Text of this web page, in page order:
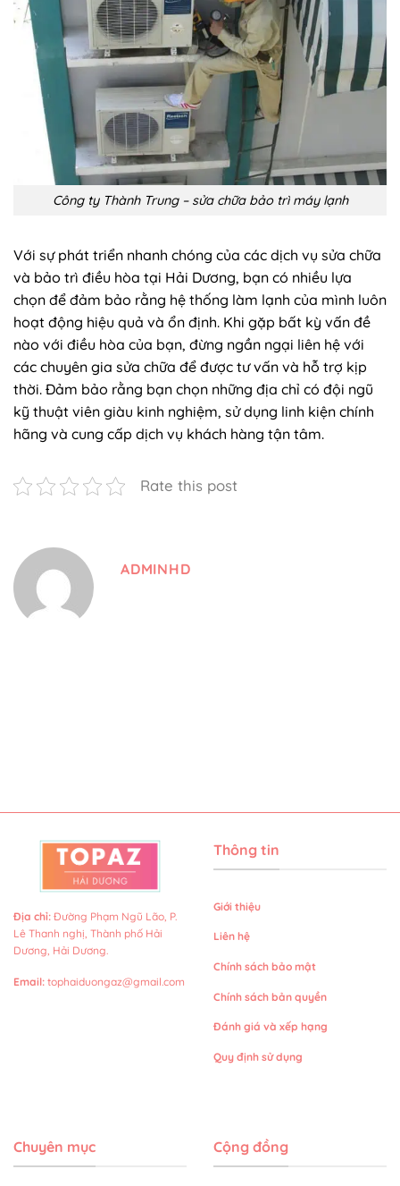
Công ty Thành Trung – sửa chữa bảo trì máy lạnh
Với sự phát triển nhanh chóng của các dịch vụ sửa chữa
và bảo trì điều hòa tại Hải Dương, bạn có nhiều lựa
chọn để đảm bảo rằng hệ thống làm lạnh của mình luôn
hoạt động hiệu quả và ổn định. Khi gặp bất kỳ vấn đề
nào với điều hòa của bạn, đừng ngần ngại liên hệ với
các chuyên gia sửa chữa để được tư vấn và hỗ trợ kịp
thời. Đảm bảo rằng bạn chọn những địa chỉ có đội ngũ
kỹ thuật viên giàu kinh nghiệm, sử dụng linh kiện chính
hãng và cung cấp dịch vụ khách hàng tận tâm.
Rate this post
ADMINHD
Địa chỉ: Đường Phạm Ngũ Lão, P.
Lê Thanh nghị, Thành phố Hải
Dương, Hải Dương.
Email: tophaiduongaz@gmail.com
Thông tin
Giới thiệu
Liên hệ
Chính sách bảo mật
Chính sách bản quyền
Đánh giá và xếp hạng
Quy định sử dụng
Chuyên mục Cộng đồng